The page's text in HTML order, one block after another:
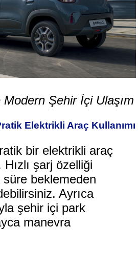
Şehir İçi Ulaşım
Elektrikli Araç Kullanımı
bir elektrikli araç
Hızlı şarj özelliği
beklemeden
Ayrıca
şehir içi park
manevra